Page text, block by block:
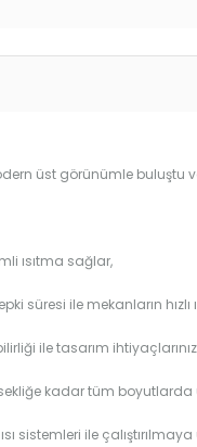
üst görünümle buluştu
ısıtma sağlar,
süresi ile mekanların hızlı
ile tasarım
kadar tüm boyutlarda
sistemleri ile